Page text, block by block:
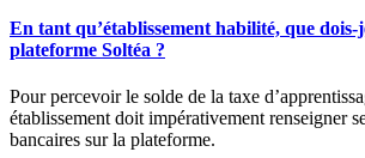
En tant qu’établissement habilité, que
plateforme Soltéa ?
Pour percevoir le solde de la taxe
établissement doit impérativement renseigner
bancaires sur la plateforme.